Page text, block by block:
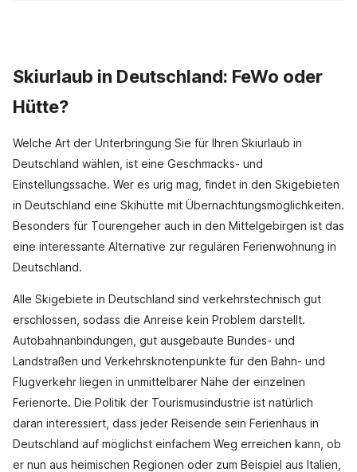
Skiurlaub in Deutschland: FeWo oder
Hütte?
Welche Art der Unterbringung Sie für Ihren Skiurlaub in
Deutschland wählen, ist eine Geschmacks- und
Einstellungssache. Wer es urig mag, findet in den Skigebieten
in Deutschland eine Skihütte mit Übernachtungsmöglichkeiten.
Besonders für Tourengeher auch in den Mittelgebirgen ist das
eine interessante Alternative zur regulären Ferienwohnung in
Deutschland.
Alle Skigebiete in Deutschland sind verkehrstechnisch gut
erschlossen, sodass die Anreise kein Problem darstellt.
Autobahnanbindungen, gut ausgebaute Bundes- und
Landstraßen und Verkehrsknotenpunkte für den Bahn- und
Flugverkehr liegen in unmittelbarer Nähe der einzelnen
Ferienorte. Die Politik der Tourismusindustrie ist natürlich
daran interessiert, dass jeder Reisende sein Ferienhaus in
Deutschland auf möglichst einfachem Weg erreichen kann, ob
er nun aus heimischen Regionen oder zum Beispiel aus Italien,